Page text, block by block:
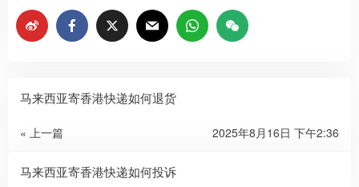
马来西亚寄香港快递如何退货
« 上一篇 2025年8月16日 下午2:36
马来西亚寄香港快递如何投诉